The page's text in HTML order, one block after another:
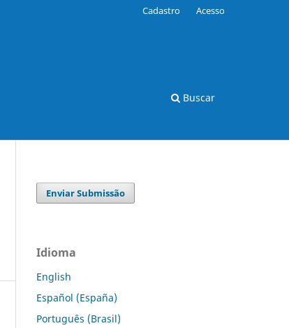
Buscar
Cadastro Acesso
Enviar Submissão
Idioma
English
Español (España)
Português (Brasil)